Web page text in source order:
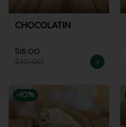
CHOCOLATIN
$15.00
$30.00
-10%